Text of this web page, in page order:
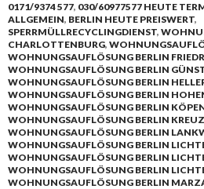
0171/9374 577, 030/60977577 HEUTE
ALLGEMEIN, BERLIN HEUTE PREISWERT,
SPERRMÜLLRECYCLINGDIENST,
CHARLOTTENBURG,
WOHNUNGSAUFLÖSUNG BERLIN
WOHNUNGSAUFLÖSUNG BERLIN
WOHNUNGSAUFLÖSUNG BERLIN
WOHNUNGSAUFLÖSUNG BERLIN
WOHNUNGSAUFLÖSUNG BERLIN
WOHNUNGSAUFLÖSUNG BERLIN
WOHNUNGSAUFLÖSUNG BERLIN
WOHNUNGSAUFLÖSUNG BERLIN
WOHNUNGSAUFLÖSUNG BERLIN
WOHNUNGSAUFLÖSUNG BERLIN
WOHNUNGSAUFLÖSUNG BERLIN